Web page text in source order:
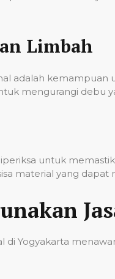
Limbah
adalah
mengurangi debu
untuk
material yang
di Yogyakarta